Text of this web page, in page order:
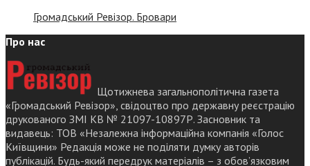
Громадський Ревізор. Бровари
Про нас
Щотижнева загальнополітична газета
«Громадський Ревізор», свідоцтво про державну реєстрацію
друкованого ЗМІ КВ № 21097-10897Р. Засновник та
видавець: ТОВ «Незалежна інформаційна компанія «Голос
Київщини» Редакція може не поділяти думку авторів
публікацій. Будь-який передрук матеріалів – з обов’язковим